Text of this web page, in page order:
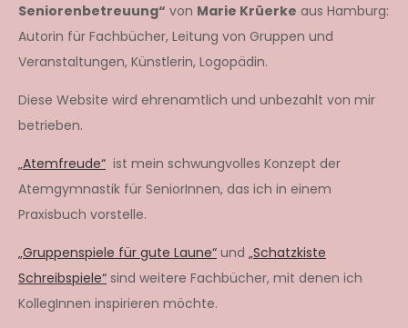
Seniorenbetreuung“ von Marie Krüerke aus Hamburg:
Autorin für Fachbücher, Leitung von Gruppen und
Veranstaltungen, Künstlerin, Logopädin.
Diese Website wird ehrenamtlich und unbezahlt von mir
betrieben.
„Atemfreude“ ist mein schwungvolles Konzept der
Atemgymnastik für SeniorInnen, das ich in einem
Praxisbuch vorstelle.
„Gruppenspiele für gute Laune“ und „Schatzkiste
Schreibspiele“ sind weitere Fachbücher, mit denen ich
KollegInnen inspirieren möchte.